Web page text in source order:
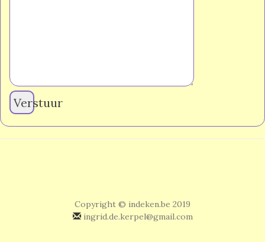
Verstuur
Copyright © indeken.be 2019
ingrid.de.kerpel@gmail.com